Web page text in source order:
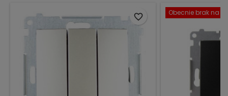
favorite_border Obecnie brak na